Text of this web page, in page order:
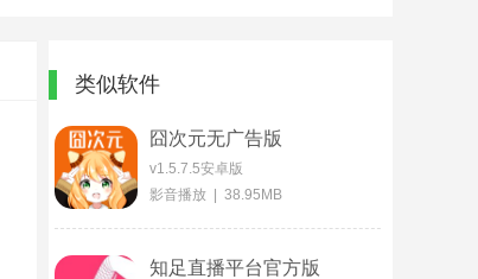
类似软件
囧次元无广告版
v1.5.7.5安卓版
影音播放 | 38.95MB
知足直播平台官方版